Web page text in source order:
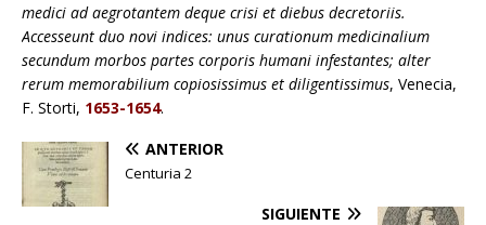
medici ad aegrotantem deque crisi et diebus decretoriis.
Accesseunt duo novi indices: unus curationum medicinalium
secundum morbos partes corporis humani infestantes; alter
rerum memorabilium copiosissimus et diligentissimus, Venecia,
F. Storti, 1653-1654.
ANTERIOR
Centuria 2
SIGUIENTE